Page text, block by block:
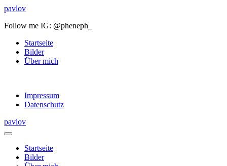
pavlov
Follow me IG: @pheneph_
Startseite
Bilder
Über mich
Impressum
Datenschutz
pavlov
Startseite
Bilder